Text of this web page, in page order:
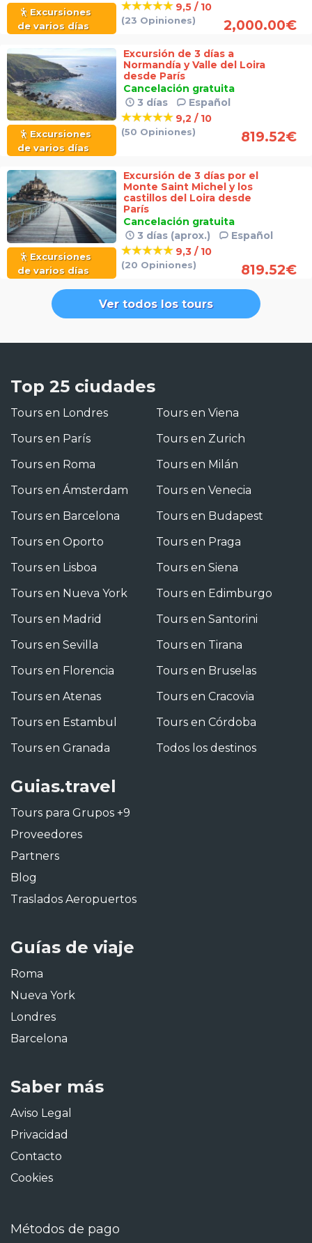
Excursiones
de varios días
9,5 / 10
(23 Opiniones) 2,000.00€
Excursiones
de varios días
Excursión de 3 días a
Normandía y Valle del Loira
desde París
Cancelación gratuita
3 días
Español
9,2 / 10
(50 Opiniones) 819.52€
Excursiones
de varios días
Excursión de 3 días por el
Monte Saint Michel y los
castillos del Loira desde
París
Cancelación gratuita
3 días (aprox.)
Español
9,3 / 10
(20 Opiniones) 819.52€
Ver todos los tours
Top 25 ciudades
Tours en Londres
Tours en París
Tours en Roma
Tours en Ámsterdam
Tours en Barcelona
Tours en Oporto
Tours en Lisboa
Tours en Nueva York
Tours en Madrid
Tours en Sevilla
Tours en Florencia
Tours en Atenas
Tours en Estambul
Tours en Granada
Tours en Viena
Tours en Zurich
Tours en Milán
Tours en Venecia
Tours en Budapest
Tours en Praga
Tours en Siena
Tours en Edimburgo
Tours en Santorini
Tours en Tirana
Tours en Bruselas
Tours en Cracovia
Tours en Córdoba
Todos los destinos
Guias.travel
Tours para Grupos +9
Proveedores
Partners
Blog
Traslados Aeropuertos
Guías de viaje
Roma
Nueva York
Londres
Barcelona
Saber más
Aviso Legal
Privacidad
Contacto
Cookies
Métodos de pago